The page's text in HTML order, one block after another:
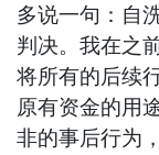
多说一句：自
判决。我在之
将所有的后续
原有资金的用
非的事后行为